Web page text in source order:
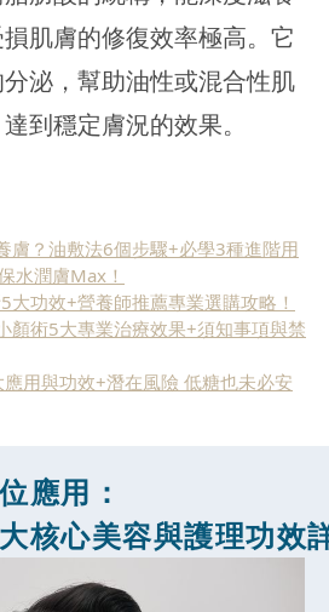
肌膚的修復效率極高。它
泌，幫助油性或混合性肌
到穩定膚況的效果。
膚？油敷法6個步驟+必學3種進階用
水潤膚Max！
大功效+營養師推薦專業選購攻略！
顏術5大專業治療效果+須知事項與禁
用與功效+潛在風險 低糖也未必安
應用：
核心美容與護理功效